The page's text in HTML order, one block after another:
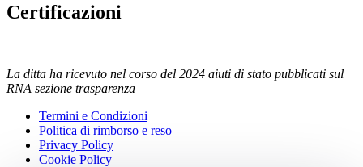
Certificazioni
La ditta ha ricevuto nel corso del 2024 aiuti di stato pubblicati sul
RNA sezione trasparenza
Termini e Condizioni
Politica di rimborso e reso
Privacy Policy
Cookie Policy